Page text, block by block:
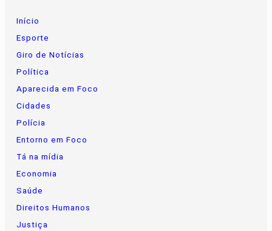
Início
Esporte
Giro de Notícias
Política
Aparecida em Foco
Cidades
Polícia
Entorno em Foco
Tá na mídia
Economia
Saúde
Direitos Humanos
Justiça